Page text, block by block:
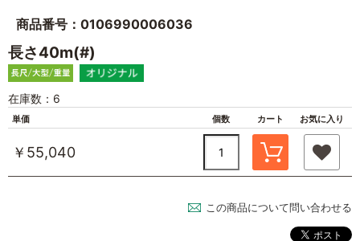
商品番号：0106990006036
長さ40m(#)
在庫数：6
単価 個数 カート お気に入り
￥55,040
この商品について問い合わせる